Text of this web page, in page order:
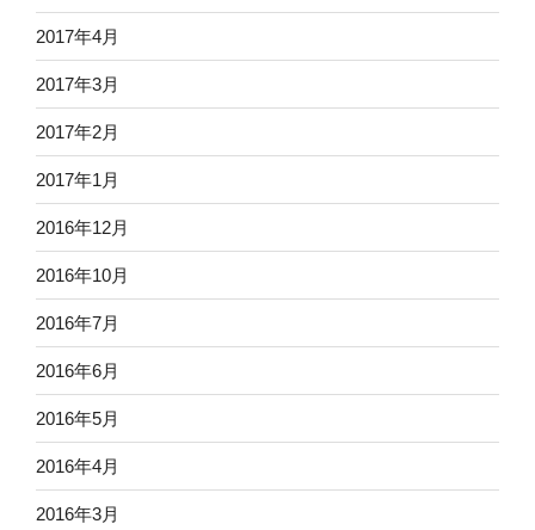
2017年4月
2017年3月
2017年2月
2017年1月
2016年12月
2016年10月
2016年7月
2016年6月
2016年5月
2016年4月
2016年3月